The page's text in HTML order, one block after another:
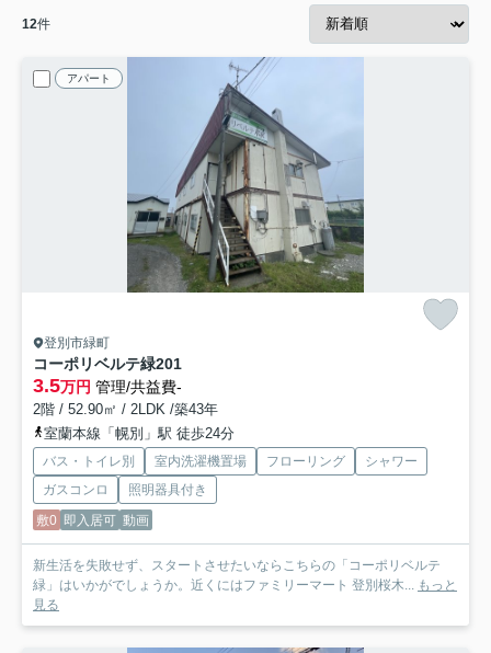
12件
アパート
登別市緑町
コーポリベルテ緑201
3.5万円 管理/共益費-
2階 / 52.90㎡ / 2LDK /築43年
室蘭本線「幌別」駅 徒歩24分
バス・トイレ別 室内洗濯機置場 フローリング
シャワー
ガスコンロ
照明器具付き
敷0 即入居可 動画
新生活を失敗せず、スタートさせたいならこちらの「コーポリベルテ
緑」はいかがでしょうか。近くにはファミリーマート 登別桜木... もっと
見る